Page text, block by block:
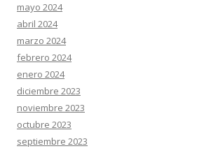
mayo 2024
abril 2024
marzo 2024
febrero 2024
enero 2024
diciembre 2023
noviembre 2023
octubre 2023
septiembre 2023